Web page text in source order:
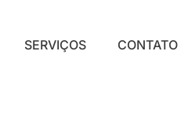
SERVIÇOS CONTATO